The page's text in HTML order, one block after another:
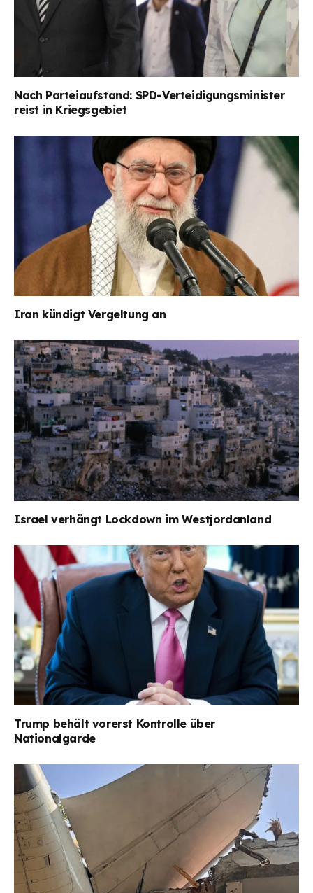
Nach Parteiaufstand: SPD-Verteidigungsminister
reist in Kriegsgebiet
Iran kündigt Vergeltung an
Israel verhängt Lockdown im Westjordanland
Trump behält vorerst Kontrolle über
Nationalgarde